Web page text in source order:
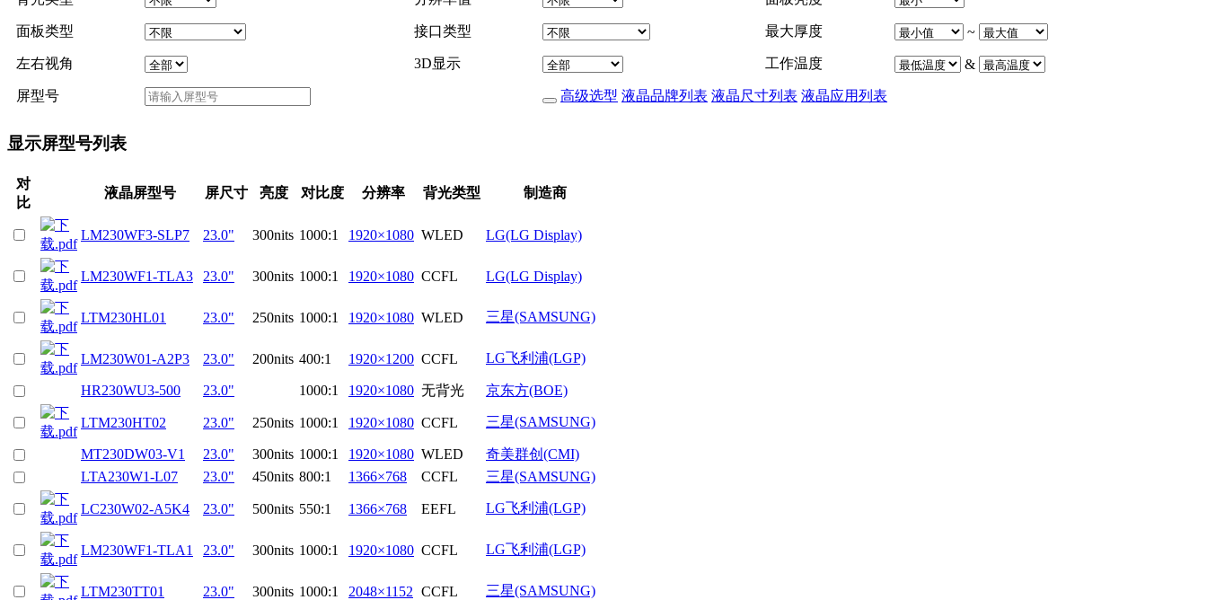
面板类型 接口类型 最大厚度 ~
左右视角 3D显示 工作温度 &
屏型号 高级选型 液晶品牌列表 液晶尺寸列表 液晶应用列表
显示屏型号列表
对
比
液晶屏型号 屏尺寸 亮度 对比度 分辨率 背光类型 制造商
LM230WF3-SLP7 23.0" 300nits 1000:1 1920×1080 WLED LG(LG Display)
LM230WF1-TLA3 23.0" 300nits 1000:1 1920×1080 CCFL LG(LG Display)
LTM230HL01 23.0" 250nits 1000:1 1920×1080 WLED 三星(SAMSUNG)
LM230W01-A2P3 23.0" 200nits 400:1 1920×1200 CCFL LG飞利浦(LGP)
HR230WU3-500 23.0" 1000:1 1920×1080 无背光 京东方(BOE)
LTM230HT02 23.0" 250nits 1000:1 1920×1080 CCFL 三星(SAMSUNG)
MT230DW03-V1 23.0" 300nits 1000:1 1920×1080 WLED
奇美群创(CMI)
LTA230W1-L07
23.0" 450nits 800:1 1366×768 CCFL 三星(SAMSUNG)
LC230W02-A5K4 23.0" 500nits 550:1 1366×768 EEFL LG飞利浦(LGP)
LM230WF1-TLA1 23.0" 300nits 1000:1 1920×1080 CCFL LG飞利浦(LGP)
LTM230TT01 23.0" 300nits 1000:1 2048×1152 CCFL 三星(SAMSUNG)